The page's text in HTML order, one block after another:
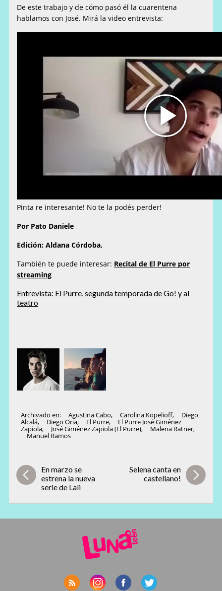
De este trabajo y de cómo pasó él la cuarentena
hablamos con José. Mirá la video entrevista:
Pinta re interesante! No te la podés perder!
Por Pato Daniele
Edición: Aldana Córdoba.
También te puede interesar: Recital de El Purre por
streaming
Entrevista: El Purre, segunda temporada de Go! y al
teatro
Archivado en: Agustina Cabo, Carolina Kopelioff, Diego
Alcalá, Diego Oria, El Purre, El Purre José Giménez
Zapiola, José Giménez Zapiola (El Purre), Malena Ratner,
Manuel Ramos
En marzo se
estrena la nueva
serie de Lali
Selena canta en
castellano!